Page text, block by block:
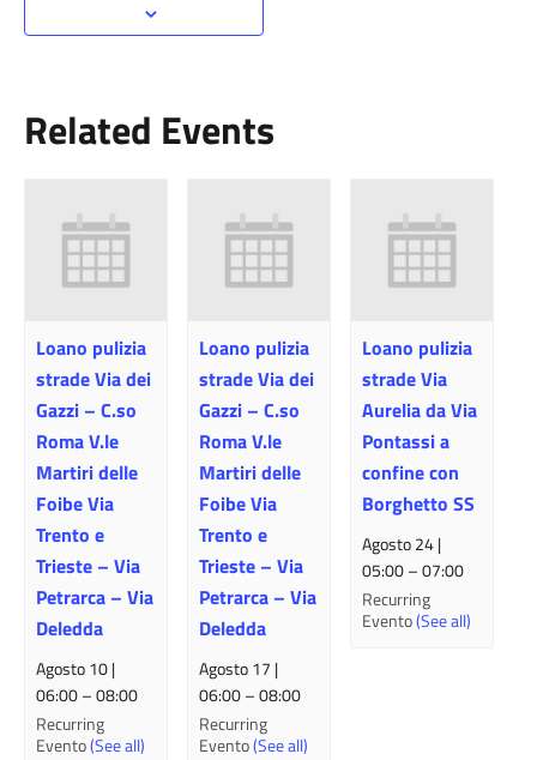
Related Events
Loano pulizia
strade Via dei
Gazzi – C.so
Roma V.le
Martiri delle
Foibe Via
Trento e
Trieste – Via
Petrarca – Via
Deledda
Agosto 10 |
06:00–08:00
Recurring
Evento(See all)
Loano pulizia
strade Via dei
Gazzi – C.so
Roma V.le
Martiri delle
Foibe Via
Trento e
Trieste – Via
Petrarca – Via
Deledda
Agosto 17 |
06:00–08:00
Recurring
Evento(See all)
Loano pulizia
strade Via
Aurelia da Via
Pontassi a
confine con
Borghetto SS
Agosto 24 |
05:00–07:00
Recurring
Evento(See all)